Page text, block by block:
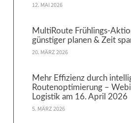
12. MAI 2026
MultiRoute Frühlings-
günstiger planen & Zeit
20. MÄRZ 2026
Mehr Effizienz durch
Routenoptimierung –
Logistik am 16. April 2026
5. MÄRZ 2026